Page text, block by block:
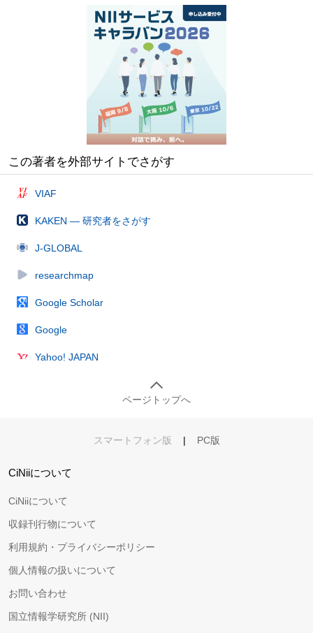
この著者を外部サイトでさがす
VIAF
KAKEN — 研究者をさがす
J-GLOBAL
researchmap
Google Scholar
Google
Yahoo! JAPAN
ページトップへ
スマートフォン版 | PC版
CiNiiについて
CiNiiについて
収録刊行物について
利用規約・プライバシーポリシー
個人情報の扱いについて
お問い合わせ
国立情報学研究所 (NII)